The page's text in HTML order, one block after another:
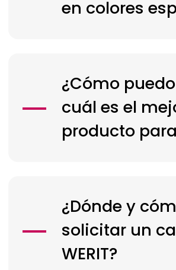
en colores
¿Cómo
cuál es el
producto
¿Dónde y
solicitar un
WERIT?